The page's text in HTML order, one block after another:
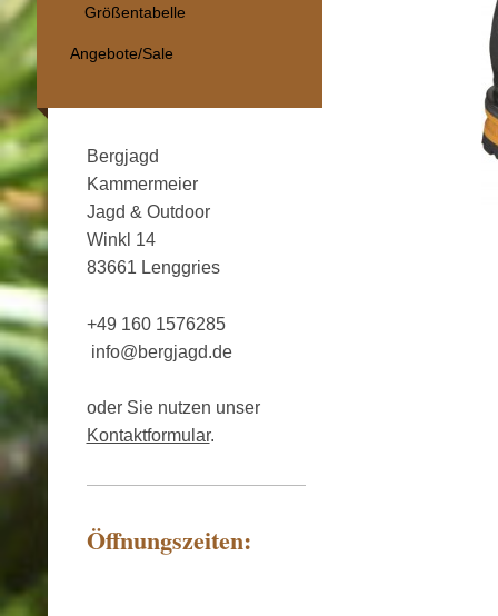
Größentabelle
Angebote/Sale
Bergjagd
Kammermeier
Jagd & Outdoor
Winkl 14
83661 Lenggries
+49 160 1576285
info@bergjagd.de
oder Sie nutzen unser
Kontaktformular.
Öffnungszeiten: